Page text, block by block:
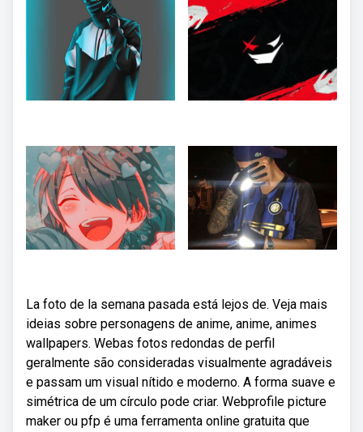
La foto de la semana pasada está lejos de. Veja mais
ideias sobre personagens de anime, anime, animes
wallpapers. Webas fotos redondas de perfil
geralmente são consideradas visualmente agradáveis
e passam um visual nítido e moderno. A forma suave e
simétrica de um círculo pode criar. Webprofile picture
maker ou pfp é uma ferramenta online gratuita que